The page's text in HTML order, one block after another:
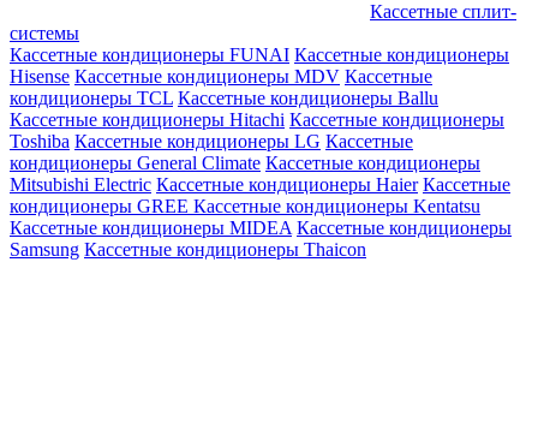
Кассетные сплит-
системы
Кассетные кондиционеры FUNAI Кассетные кондиционеры
Hisense Кассетные кондиционеры MDV Кассетные
кондиционеры TCL Кассетные кондиционеры Ballu
Кассетные кондиционеры Hitachi Кассетные кондиционеры
Toshiba Кассетные кондиционеры LG Кассетные
кондиционеры General Climate Кассетные кондиционеры
Mitsubishi Electric Кассетные кондиционеры Haier Кассетные
кондиционеры GREE Кассетные кондиционеры Kentatsu
Кассетные кондиционеры MIDEA Кассетные кондиционеры
Samsung Кассетные кондиционеры Thaicon